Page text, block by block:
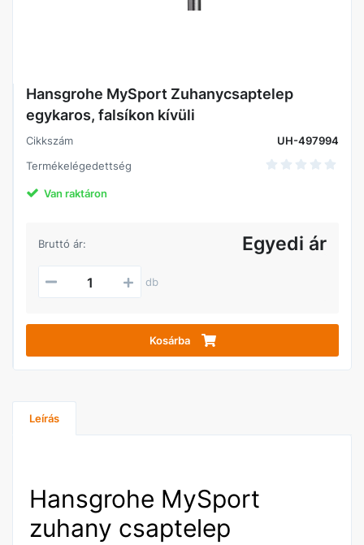
Hansgrohe MySport Zuhanycsaptelep
egykaros, falsíkon kívüli
Cikkszám
UH-497994
Termékelégedettség
Van raktáron
Bruttó ár: Egyedi ár
db
Kosárba
Leírás
Hansgrohe MySport
zuhany csaptelep